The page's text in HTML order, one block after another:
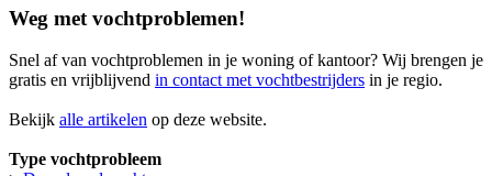
Weg met vochtproblemen!
Snel af van vochtproblemen in je woning of kantoor? Wij brengen je
gratis en vrijblijvend in contact met vochtbestrijders in je regio.
Bekijk alle artikelen op deze website.
Type vochtprobleem